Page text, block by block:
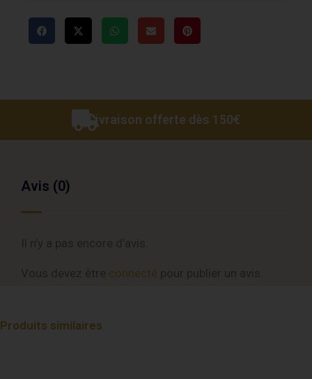
Livraison offerte dès 150€
Avis (0)
connecté
Produits similaires